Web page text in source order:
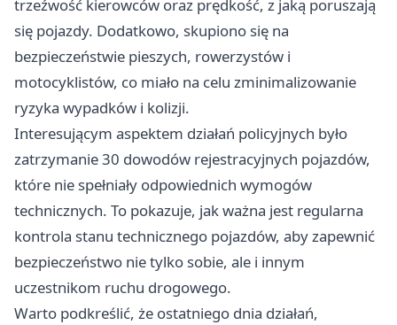
trzeźwość kierowców oraz prędkość, z jaką poruszają
się pojazdy. Dodatkowo, skupiono się na
bezpieczeństwie pieszych, rowerzystów i
motocyklistów, co miało na celu zminimalizowanie
ryzyka wypadków i kolizji.
Interesującym aspektem działań policyjnych było
zatrzymanie 30 dowodów rejestracyjnych pojazdów,
które nie spełniały odpowiednich wymogów
technicznych. To pokazuje, jak ważna jest regularna
kontrola stanu technicznego pojazdów, aby zapewnić
bezpieczeństwo nie tylko sobie, ale i innym
uczestnikom ruchu drogowego.
Warto podkreślić, że ostatniego dnia działań,